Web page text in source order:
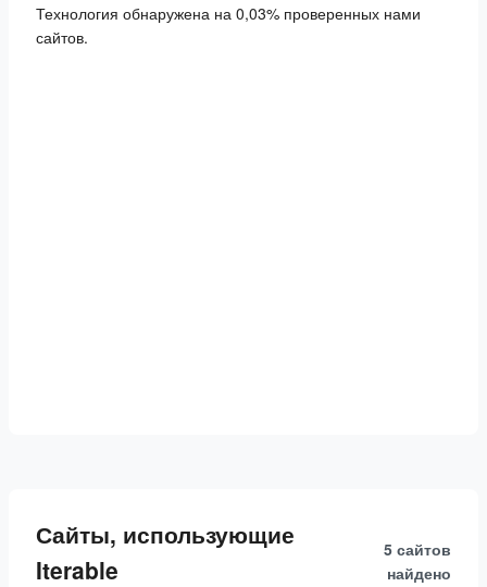
Технология обнаружена на 0,03% проверенных нами
сайтов.
Сайты, использующие
Iterable
5 сайтов
найдено